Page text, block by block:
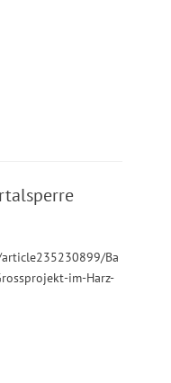
Ba
im-Harz-